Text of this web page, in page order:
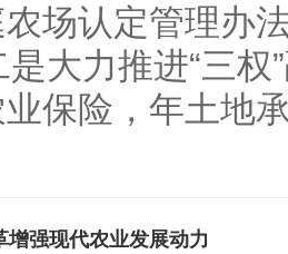
场认定管理办
大力推进“三权
保险，年土地
增强现代农业发展动力